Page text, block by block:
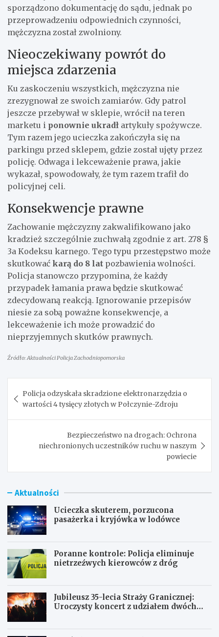
sporządzono dokumentację do sądu, jednak po
przeprowadzeniu odpowiednich czynności,
mężczyzna został zwolniony.
Nieoczekiwany powrót do
miejsca zdarzenia
Ku zaskoczeniu wszystkich, mężczyzna nie
zrezygnował ze swoich zamiarów. Gdy patrol
jeszcze przebywał w sklepie, wrócił na teren
marketu i ponownie ukradł artykuły spożywcze.
Tym razem jego ucieczka zakończyła się na
parkingu przed sklepem, gdzie został ujęty przez
policję. Odwaga i lekceważenie prawa, jakie
wykazał, spowodowały, że tym razem trafił do
policyjnej celi.
Konsekwencje prawne
Zachowanie mężczyzny zakwalifikowano jako
kradzież szczególnie zuchwałą zgodnie z art. 278 §
3a Kodeksu karnego. Tego typu przestępstwo może
skutkować karą do 8 lat pozbawienia wolności.
Policja stanowczo przypomina, że każdy
przypadek łamania prawa będzie skutkować
zdecydowaną reakcją. Ignorowanie przepisów
niesie za sobą poważne konsekwencje, a
lekceważenie ich może prowadzić do
nieprzyjemnych skutków prawnych.
Źródło: Aktualności Policja Zachodniopomorska
wpisu
Policja odzyskała skradzione elektronarzędzia o
wartości 4 tysięcy złotych w Połczynie-Zdroju
Bezpieczeństwo na drogach: Ochrona
niechronionych uczestników ruchu w naszym
powiecie
Aktualności
Ucieczka skuterem, porzucona
pasażerka i kryjówka w lodówce
Poranne kontrole: Policja eliminuje
nietrzeźwych kierowców z dróg
Jubileusz 35-lecia Straży Granicznej:
Uroczysty koncert z udziałem dwóch